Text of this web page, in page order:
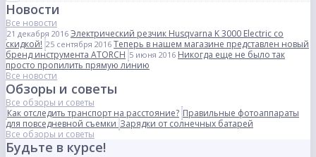
Новости
Все новости
21 декабря 2016 Электрический резчик Husqvarna K 3000 Electric со
скидкой! 25 сентября 2016 Теперь в нашем магазине представлен новый
бренд инструмента ATORCH 5 июня 2016 Никогда еще не было так
просто пропилить прямую линию
Все новости
Обзоры и советы
Все обзоры и советы
Как отследить транспорт на расстояние? Правильные фотоаппараты
для повседневной съемки Зарядки от солнечных батарей
Все обзоры и советы
Будьте в курсе!